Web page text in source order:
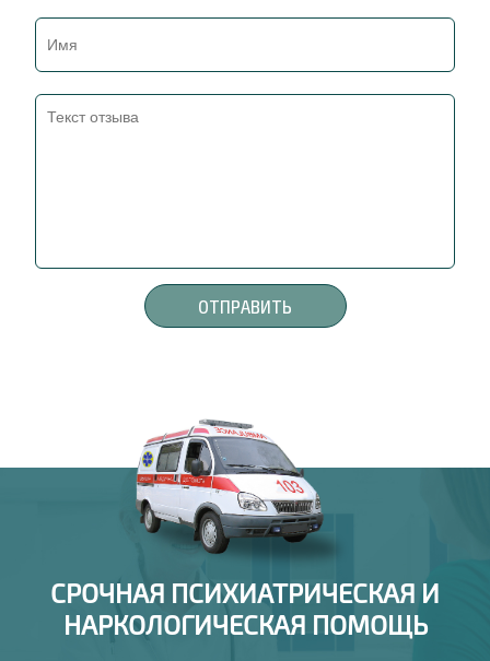
СРОЧНАЯ ПСИХИАТРИЧЕСКАЯ И
НАРКОЛОГИЧЕСКАЯ ПОМОЩЬ